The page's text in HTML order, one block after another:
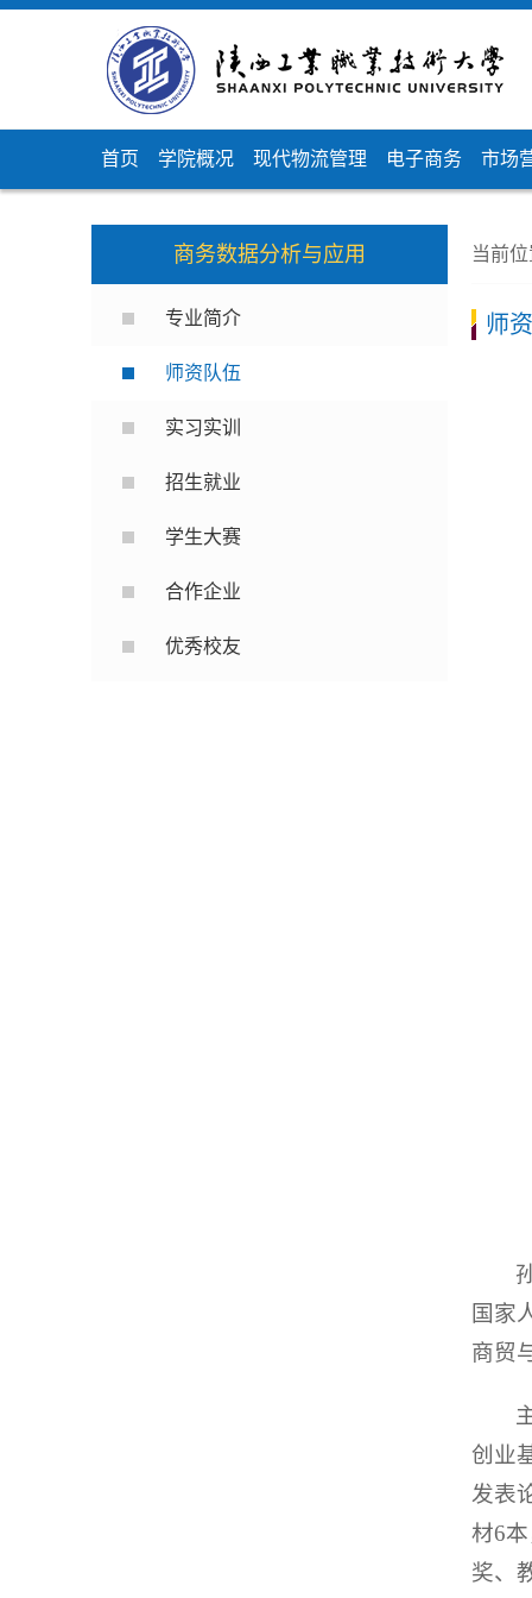
首页 学院概况 现代物流管理 电子商务 市场
商务数据分析与应用
专业简介
师资队伍
实习实训
招生就业
学生大赛
合作企业
优秀校友
当前位
师
国家
商贸
创业
发表
材6
奖、